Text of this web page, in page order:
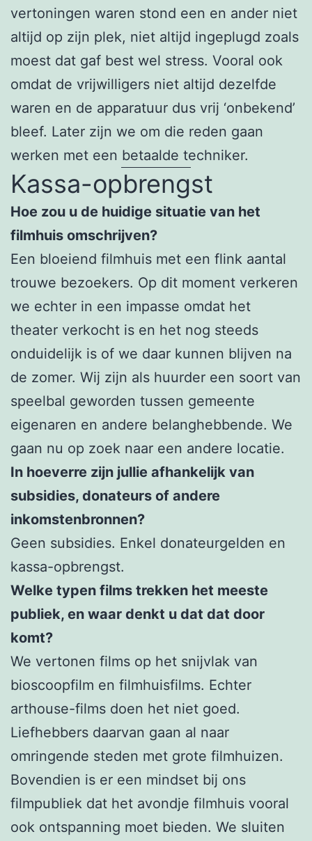
vertoningen waren stond een en ander niet
altijd op zijn plek, niet altijd ingeplugd zoals
moest dat gaf best wel stress. Vooral ook
omdat de vrijwilligers niet altijd dezelfde
waren en de apparatuur dus vrij ‘onbekend’
bleef. Later zijn we om die reden gaan
werken met een betaalde techniker.
Kassa-opbrengst
Hoe zou u de huidige situatie van het
filmhuis omschrijven?
Een bloeiend filmhuis met een flink aantal
trouwe bezoekers. Op dit moment verkeren
we echter in een impasse omdat het
theater verkocht is en het nog steeds
onduidelijk is of we daar kunnen blijven na
de zomer. Wij zijn als huurder een soort van
speelbal geworden tussen gemeente
eigenaren en andere belanghebbende. We
gaan nu op zoek naar een andere locatie.
In hoeverre zijn jullie afhankelijk van
subsidies, donateurs of andere
inkomstenbronnen?
Geen subsidies. Enkel donateurgelden en
kassa-opbrengst.
Welke typen films trekken het meeste
publiek, en waar denkt u dat dat door
komt?
We vertonen films op het snijvlak van
bioscoopfilm en filmhuisfilms. Echter
arthouse-films doen het niet goed.
Liefhebbers daarvan gaan al naar
omringende steden met grote filmhuizen.
Bovendien is er een mindset bij ons
filmpubliek dat het avondje filmhuis vooral
ook ontspanning moet bieden. We sluiten